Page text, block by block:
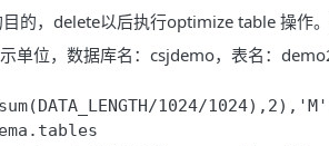
的，delete以后执行optimize table 操作
单位，数据库名：csjdemo，表名：demo2
1024/